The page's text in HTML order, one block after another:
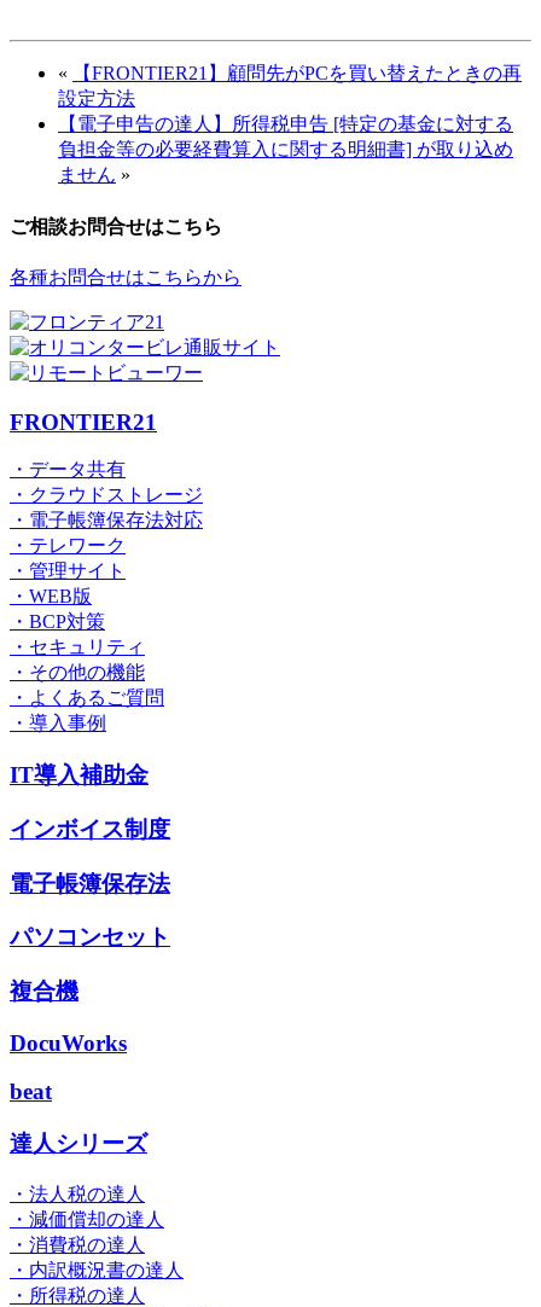
«
【FRONTIER21】顧問先がPCを買い替えたときの再
設定方法
【電子申告の達人】所得税申告 [特定の基金に対する
負担金等の必要経費算入に関する明細書] が取り込め
ません »
ご相談お問合せはこちら
各種お問合せはこちらから
FRONTIER21
・データ共有
・クラウドストレージ
・電子帳簿保存法対応
・テレワーク
・管理サイト
・WEB版
・BCP対策
・セキュリティ
・その他の機能
・よくあるご質問
・導入事例
IT導入補助金
インボイス制度
電子帳簿保存法
パソコンセット
複合機
DocuWorks
beat
達人シリーズ
・法人税の達人
・減価償却の達人
・消費税の達人
・内訳概況書の達人
・所得税の達人